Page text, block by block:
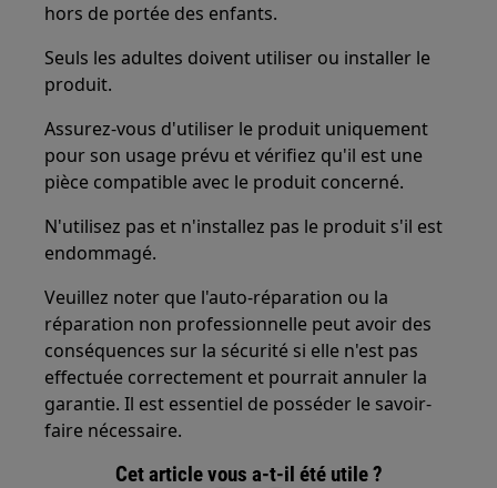
hors de portée des enfants.
Seuls les adultes doivent utiliser ou installer le
produit.
Assurez-vous d'utiliser le produit uniquement
pour son usage prévu et vérifiez qu'il est une
pièce compatible avec le produit concerné.
N'utilisez pas et n'installez pas le produit s'il est
endommagé.
Veuillez noter que l'auto-réparation ou la
réparation non professionnelle peut avoir des
conséquences sur la sécurité si elle n'est pas
effectuée correctement et pourrait annuler la
garantie. Il est essentiel de posséder le savoir-
faire nécessaire.
Cet article vous a-t-il été utile ?